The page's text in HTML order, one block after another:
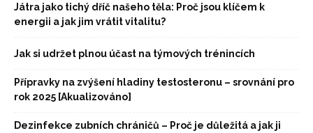
Játra jako tichý dříč našeho těla: Proč jsou klíčem k
energii a jak jim vrátit vitalitu?
Jak si udržet plnou účast na týmových trénincích
Přípravky na zvýšení hladiny testosteronu – srovnání pro
rok 2025 [Akualizováno]
Dezinfekce zubních chráničů – Proč je důležitá a jak ji